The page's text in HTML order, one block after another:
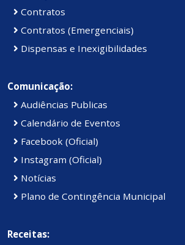
Contratos
Contratos (Emergenciais)
Dispensas e Inexigibilidades
Comunicação:
Audiências Publicas
Calendário de Eventos
Facebook (Oficial)
Instagram (Oficial)
Notícias
Plano de Contingência Municipal
Receitas: